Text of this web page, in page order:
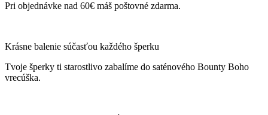
Pri objednávke nad 60€ máš poštovné zdarma.
Krásne balenie súčasťou každého šperku
Tvoje šperky ti starostlivo zabalíme do saténového Bounty Boho
vrecúška.